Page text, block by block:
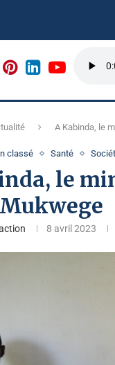
: LE CALME DE LA
A Kabinda, le
classé Santé
le
8 avril 2023